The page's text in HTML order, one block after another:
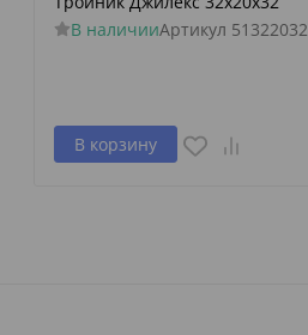
В наличииАртикул 51322032
В корзину